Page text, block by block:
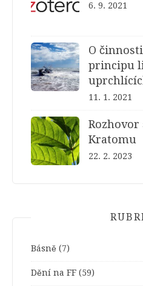
6. 9. 2021
O
principu
11. 1. 2021
Rozhovor
Kratomu
22. 2. 2023
Básně (7)
Dění na FF (59)